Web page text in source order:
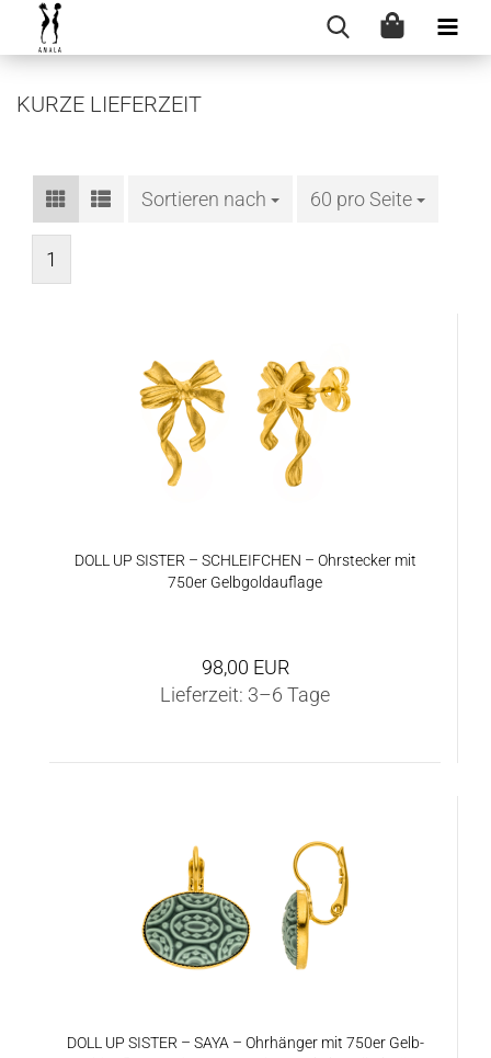
KURZE LIEFERZEIT
Sortieren nach
Sortieren nach 60 pro Seite
pro Seite
1
DOLL UP SIS­TER – SCHLEIF­CHEN – Ohr­ste­cker mit
750er Gelb­gold­auf­la­ge
98,00 EUR
Lieferzeit: 3–6 Tage
DOLL UP SIS­TER – SAYA – Ohr­hän­ger mit 750er Gelb­